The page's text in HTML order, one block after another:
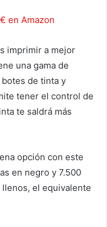
en Amazon
imprimir a mejor
una gama de
de tinta y
tener el control de
te saldrá más
opción con este
en negro y 7.500
el equivalente